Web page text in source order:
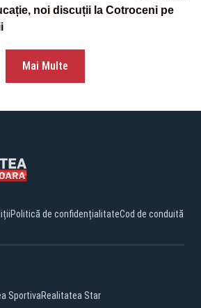
noi discuții la Cotroceni pe
Mai Multe
Politică de confidențialitateCod de conduită
SportivaRealitatea Star